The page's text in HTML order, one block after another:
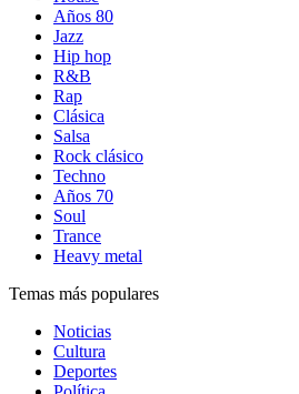
Años 80
Jazz
Hip hop
R&B
Rap
Clásica
Salsa
Rock clásico
Techno
Años 70
Soul
Trance
Heavy metal
Temas más populares
Noticias
Cultura
Deportes